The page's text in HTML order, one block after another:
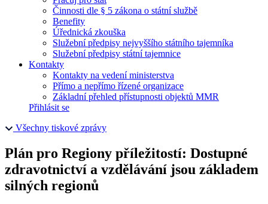
Činnosti dle § 5 zákona o státní službě
Benefity
Úřednická zkouška
Služební předpisy nejvyššího státního tajemníka
Služební předpisy státní tajemnice
Kontakty
Kontakty na vedení ministerstva
Přímo a nepřímo řízené organizace
Základní přehled přístupnosti objektů MMR
Přihlásit se
Všechny tiskové zprávy
Plán pro Regiony příležitostí: Dostupné
zdravotnictví a vzdělávání jsou základem
silných regionů